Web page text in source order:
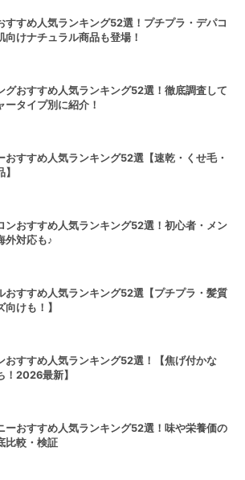
すすめ人気ランキング52選！プチプラ・デパコ
向けナチュラル商品も登場！
グおすすめ人気ランキング52選！徹底調査して
ータイプ別に紹介！
おすすめ人気ランキング52選【速乾・くせ毛・
ンおすすめ人気ランキング52選！初心者・メン
外対応も♪
おすすめ人気ランキング52選【プチプラ・髪質
向けも！】
おすすめ人気ランキング52選！【焦げ付かな
！2026最新】
ーおすすめ人気ランキング52選！味や栄養価の
比較・検証